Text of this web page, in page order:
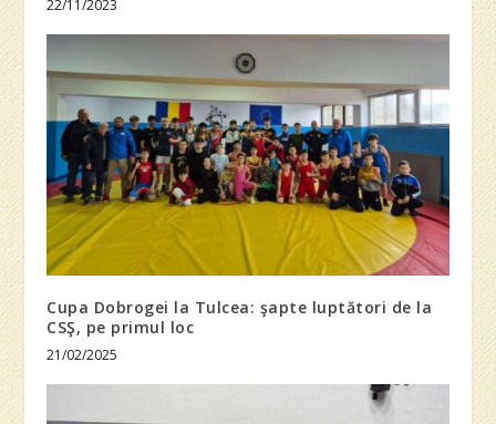
22/11/2023
Cupa Dobrogei la Tulcea: şapte luptători de la
CSŞ, pe primul loc
21/02/2025